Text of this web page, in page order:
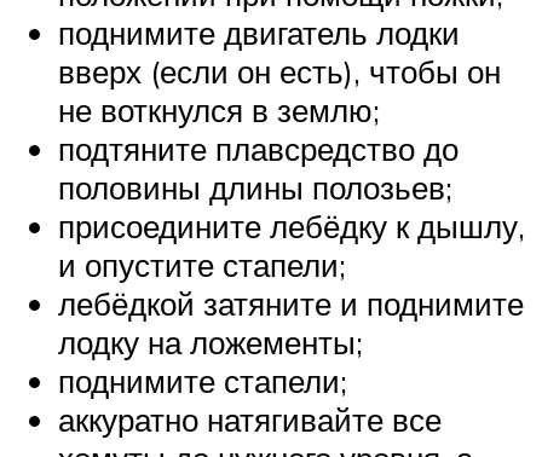
поднимите двигатель лодки
вверх (если он есть), чтобы он
не воткнулся в землю;
подтяните плавсредство до
половины длины полозьев;
присоедините лебёдку к дышлу,
и опустите стапели;
лебёдкой затяните и поднимите
лодку на ложементы;
поднимите стапели;
аккуратно натягивайте все